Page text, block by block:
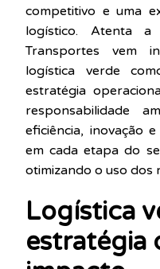
competitivo e uma
logístico. Atenta a
Transportes vem
logística verde
estratégia
responsabilidade
eficiência, inovação
em cada etapa do
otimizando o uso dos
Logística
estratégia